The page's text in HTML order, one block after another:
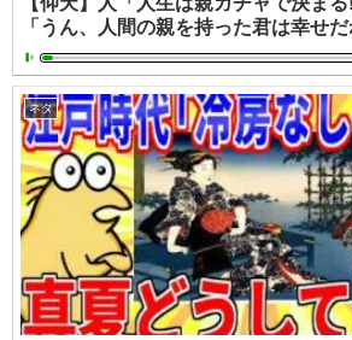
「うん、人間の親を持った君は幸せだ
ネタ